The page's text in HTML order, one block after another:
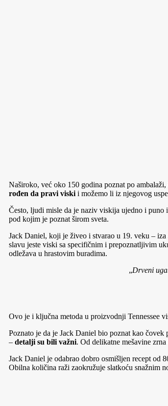
Naširoko, već oko 150 godina poznat po
rođen da pravi viski i možemo li iz njegovog
Često, ljudi misle da je naziv viskija ujedno i
pod kojim je poznat širom sveta.
Jack Daniel, koji je živeo i stvarao u 19. veku –
slavu jeste viski sa specifičnim i prepoznatljivim
odležava u hrastovim buradima.
„Drveni
Ovo je i ključna metoda u proizvodnji Tennessee
Poznato je da je Jack Daniel bio poznat kao
– detalji su bili važni. Od delikatne mešavine
Jack Daniel je odabrao dobro osmišljen recept od
Obilna količina raži zaokružuje slatkoću snažnim